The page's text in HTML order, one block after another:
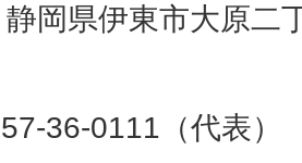
岡県伊東市大原二
36-0111（代表）